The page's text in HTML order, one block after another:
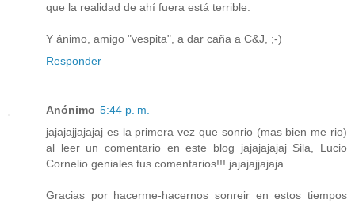
que la realidad de ahí fuera está terrible.
Y ánimo, amigo "vespita", a dar caña a C&J, ;-)
Responder
Anónimo 5:44 p. m.
jajajajjajajaj es la primera vez que sonrio (mas bien me rio)
al leer un comentario en este blog jajajajajaj Sila, Lucio
Cornelio geniales tus comentarios!!! jajajajjajaja
Gracias por hacerme-hacernos sonreir en estos tiempos